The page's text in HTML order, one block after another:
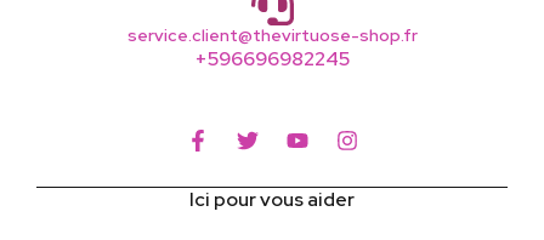
service.client@thevirtuose-shop.fr
+596696982245
Ici pour vous aider